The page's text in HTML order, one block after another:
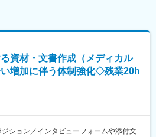
資材・文書作成（メディカル
増加に伴う体制強化◇残業20h
ジション／インタビューフォームや添付文